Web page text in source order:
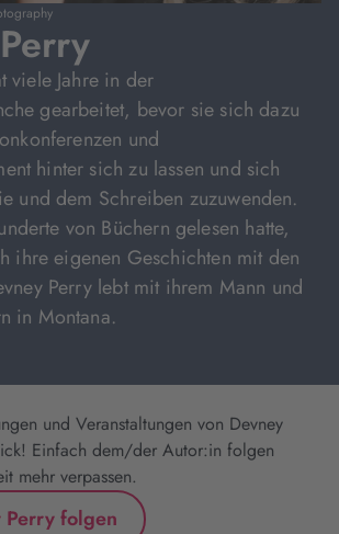
viele Jahre in der
gearbeitet, bevor sie sich dazu
und
hinter sich zu lassen und sich
und dem Schreiben zuzuwenden.
von Büchern gelesen hatte,
ihre eigenen Geschichten mit den
Perry lebt mit ihrem Mann und
in Montana.
und Veranstaltungen von Devney
Einfach dem/der Autor:in folgen
mehr verpassen.
Perry folgen